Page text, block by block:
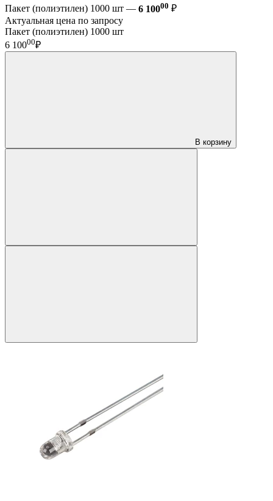
Пакет (полиэтилен) 1000 шт — 6 10000 ₽
Актуальная цена по запросу
Пакет (полиэтилен) 1000 шт
6 10000₽
В корзину